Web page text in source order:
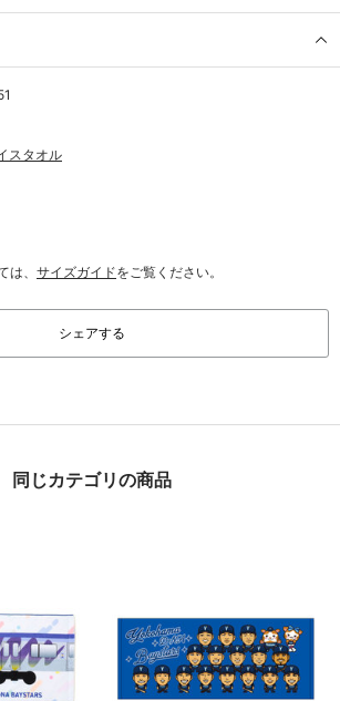
スタオル
、 サイズガイドをご覧ください。
シェアする
同じカテゴリの商品